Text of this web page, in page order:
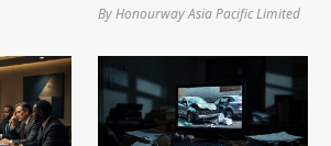
By Honourway Asia Pacific Limited